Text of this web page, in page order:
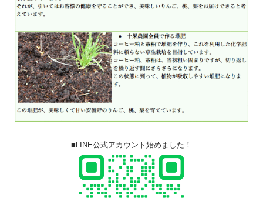
■LINE公式アカウント始めました！